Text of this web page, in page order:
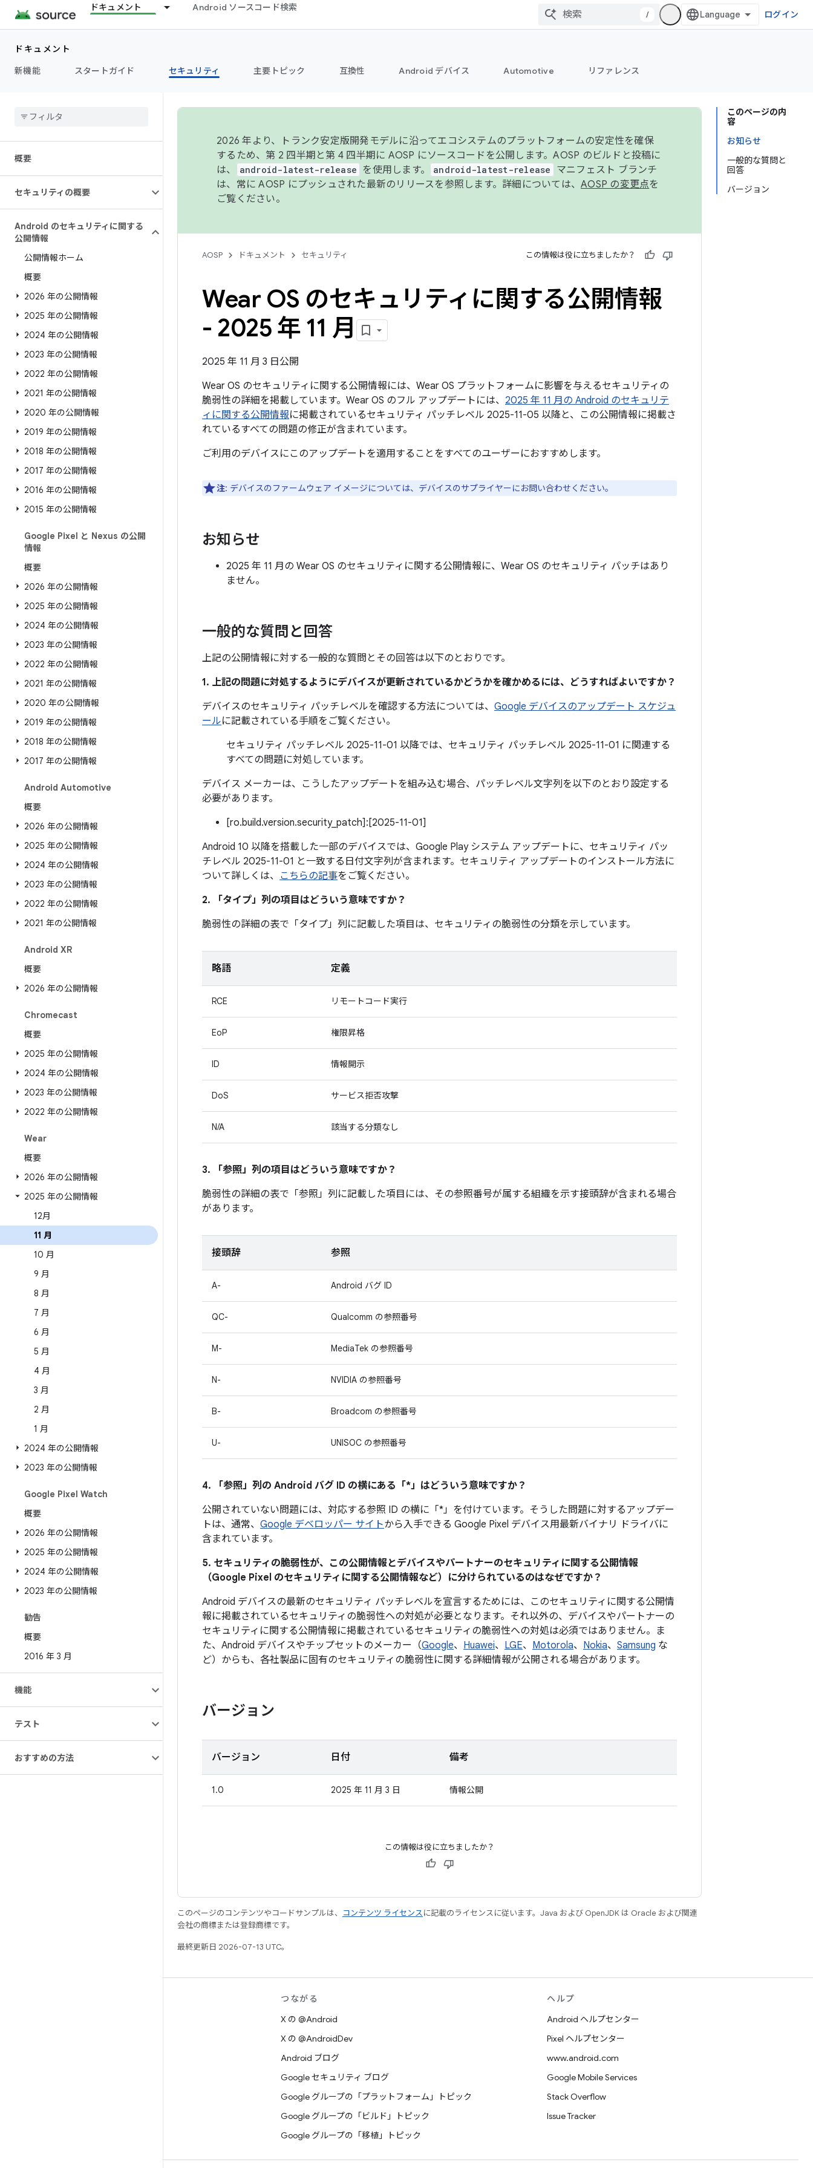
ドキュメント Android ソースコード検索
/ ログイン
ドキュメント
新機能
スタートガイド セキュリティ 主要トピック 互換性 Android デバイス Automotive リファレンス
概要
セキュリティの概要
Android のセキュリティに関する
公開情報
公開情報ホーム
概要
2026 年の公開情報
2025 年の公開情報
2024 年の公開情報
2023 年の公開情報
2022 年の公開情報
2021 年の公開情報
2020 年の公開情報
2019 年の公開情報
2018 年の公開情報
2017 年の公開情報
2016 年の公開情報
2015 年の公開情報
Google Pixel と Nexus の公開
情報
概要
2026 年の公開情報
2025 年の公開情報
2024 年の公開情報
2023 年の公開情報
2022 年の公開情報
2021 年の公開情報
2020 年の公開情報
2019 年の公開情報
2018 年の公開情報
2017 年の公開情報
Android Automotive
概要
2026 年の公開情報
2025 年の公開情報
2024 年の公開情報
2023 年の公開情報
2022 年の公開情報
2021 年の公開情報
Android XR
概要
2026 年の公開情報
Chromecast
概要
2025 年の公開情報
2024 年の公開情報
2023 年の公開情報
2022 年の公開情報
Wear
概要
2026 年の公開情報
2025 年の公開情報
12月
11 月
10 月
9 月
8 月
7 月
6 月
5 月
4 月
3 月
2 月
1 月
2024 年の公開情報
2023 年の公開情報
Google Pixel Watch
概要
2026 年の公開情報
2025 年の公開情報
2024 年の公開情報
2023 年の公開情報
勧告
概要
2016 年 3 月
機能
テスト
おすすめの方法
このページの内
容
お知らせ
一般的な質問と
回答
バージョン
2026 年より、トランク安定版開発モデルに沿ってエコシステムのプラットフォームの安定性を確保
するため、第 2 四半期と第 4 四半期に AOSP にソースコードを公開します。AOSP のビルドと投稿に
は、
android-latest-release を使用します。 android-latest-release
マニフェスト ブランチ
は、常に AOSP にプッシュされた最新のリリースを参照します。詳細については、 AOSP の変更点を
ご覧ください。
AOSP ドキュメント セキュリティ この情報は役に立ちましたか？
Wear OS のセキュリティに関する公開情報
- 2025 年 11 月
2025 年 11 月 3 日公開
Wear OS のセキュリティに関する公開情報には、Wear OS プラットフォームに影響を与えるセキュリティの
脆弱性の詳細を掲載しています。Wear OS のフル アップデートには、 2025 年 11 月の Android のセキュリテ
ィに関する公開情報に掲載されているセキュリティ パッチレベル 2025-11-05 以降と、この公開情報に掲載さ
れているすべての問題の修正が含まれています。
ご利用のデバイスにこのアップデートを適用することをすべてのユーザーにおすすめします。
注: デバイスのファームウェア イメージについては、デバイスのサプライヤーにお問い合わせください。
お知らせ
2025 年 11 月の Wear OS のセキュリティに関する公開情報に、Wear OS のセキュリティ パッチはあり
ません。
一般的な質問と回答
上記の公開情報に対する一般的な質問とその回答は以下のとおりです。
1. 上記の問題に対処するようにデバイスが更新されているかどうかを確かめるには、どうすればよいですか？
デバイスのセキュリティ パッチレベルを確認する方法については、 Google デバイスのアップデート スケジュ
ールに記載されている手順をご覧ください。
セキュリティ パッチレベル 2025-11-01 以降では、セキュリティ パッチレベル 2025-11-01 に関連する
すべての問題に対処しています。
デバイス メーカーは、こうしたアップデートを組み込む場合、パッチレベル文字列を以下のとおり設定する
必要があります。
[ro.build.version.security_patch]:[2025-11-01]
Android 10 以降を搭載した一部のデバイスでは、Google Play システム アップデートに、セキュリティ パッ
チレベル 2025-11-01 と一致する日付文字列が含まれます。セキュリティ アップデートのインストール方法に
ついて詳しくは、 こちらの記事をご覧ください。
2. 「タイプ」 列の項目はどういう意味ですか？
脆弱性の詳細の表で「タイプ」 列に記載した項目は、セキュリティの脆弱性の分類を示しています。
略語 定義
RCE リモートコード実行
EoP 権限昇格
ID 情報開示
DoS サービス拒否攻撃
N/A 該当する分類なし
3. 「参照」 列の項目はどういう意味ですか？
脆弱性の詳細の表で「参照」 列に記載した項目には、その参照番号が属する組織を示す接頭辞が含まれる場合
があります。
接頭辞 参照
A- Android バグ ID
QC- Qualcomm の参照番号
M- MediaTek の参照番号
N- NVIDIA の参照番号
B- Broadcom の参照番号
U- UNISOC の参照番号
4. 「参照」 列の Android バグ ID の横にある「*」はどういう意味ですか？
公開されていない問題には、対応する参照 ID の横に「*」を付けています。そうした問題に対するアップデー
トは、通常、 Google デベロッパー サイトから入手できる Google Pixel デバイス用最新バイナリ ドライバに
含まれています。
5. セキュリティの脆弱性が、この公開情報とデバイスやパートナーのセキュリティに関する公開情報
（Google Pixel のセキュリティに関する公開情報など）に分けられているのはなぜですか？
Android デバイスの最新のセキュリティ パッチレベルを宣言するためには、このセキュリティに関する公開情
報に掲載されているセキュリティの脆弱性への対処が必要となります。それ以外の、デバイスやパートナーの
セキュリティに関する公開情報に掲載されているセキュリティの脆弱性への対処は必須ではありません。ま
た、Android デバイスやチップセットのメーカー（Google、 Huawei、 LGE、 Motorola、 Nokia、 Samsung な
ど）からも、各社製品に固有のセキュリティの脆弱性に関する詳細情報が公開される場合があります。
バージョン
バージョン 日付 備考
1.0 2025 年 11 月 3 日 情報公開
この情報は役に立ちましたか？
このページのコンテンツやコードサンプルは、 コンテンツ ライセンスに記載のライセンスに従います。Java および OpenJDK は Oracle および関連
会社の商標または登録商標です。
最終更新日 2026-07-13 UTC。
つながる
X の @Android
X の @AndroidDev
Android ブログ
Google セキュリティ ブログ
Google グループの「プラットフォーム」トピック
Google グループの「ビルド」トピック
Google グループの「移植」トピック
ヘルプ
Android ヘルプセンター
Pixel ヘルプセンター
www.android.com
Google Mobile Services
Stack Overflow
Issue Tracker